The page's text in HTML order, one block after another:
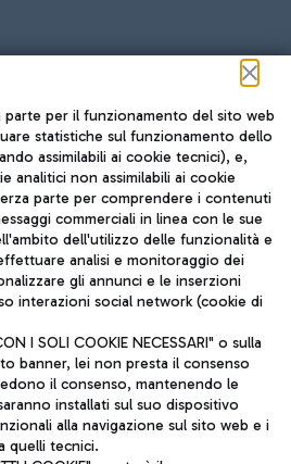
JOURNAL
ITA
soggetta a direzione e
parte per il funzionamento del sito web
statistiche sul funzionamento dello
assimilabili ai cookie tecnici), e,
analitici non assimilabili ai cookie
parte per comprendere i contenuti
commerciali in linea con le sue
dell'utilizzo delle funzionalità e
analisi e monitoraggio dei
gli annunci e le inserzioni
interazioni social network (cookie di
I SOLI COOKIE NECESSARI" o sulla
banner, lei non presta il consenso
il consenso, mantenendo le
installati sul suo dispositivo
alla navigazione sul sito web e i
quelli tecnici.